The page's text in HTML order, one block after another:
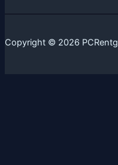
Copyright © 2026